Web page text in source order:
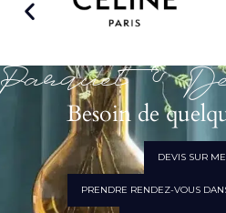
Parquet &
Besoin de
DEVIS SUR
PRENDRE RENDEZ-VOUS